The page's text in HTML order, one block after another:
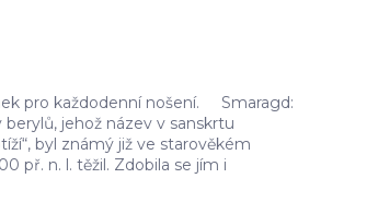
pro každodenní nošení. Smaragd:
jehož název v sanskrtu
byl známý již ve starověkém
př. n. l. těžil. Zdobila se jím i